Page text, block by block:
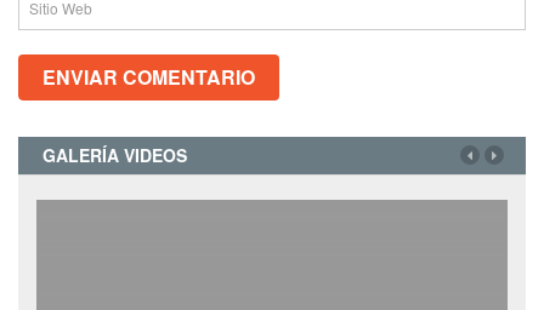
GALERÍA VIDEOS